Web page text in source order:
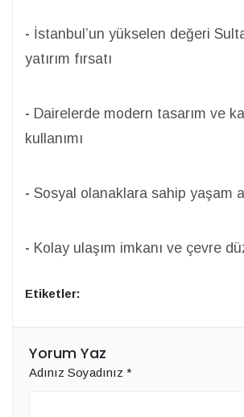
- İstanbul’un yükselen değeri
yatırım fırsatı
- Dairelerde modern tasarım ve
kullanımı
- Sosyal olanaklara sahip yaşam
- Kolay ulaşım imkanı ve çevre
Etiketler:
Yorum Yaz
Adınız Soyadınız *